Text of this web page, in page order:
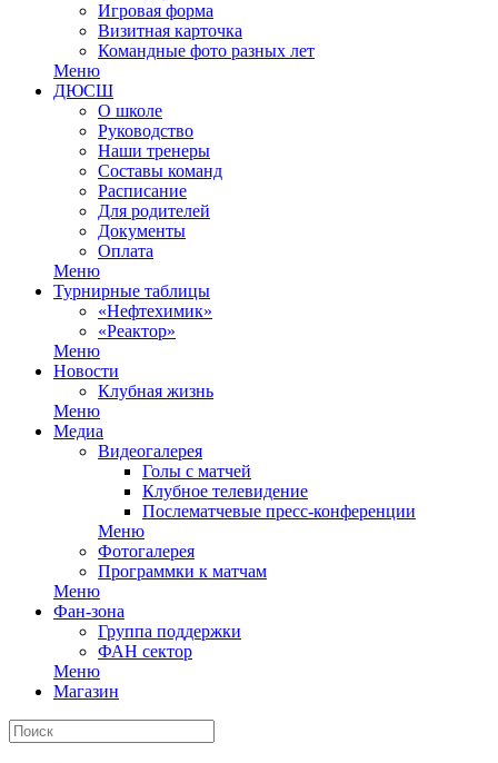
Игровая форма
Визитная карточка
Командные фото разных лет
Меню
ДЮСШ
О школе
Руководство
Наши тренеры
Составы команд
Расписание
Для родителей
Документы
Оплата
Меню
Турнирные таблицы
«Нефтехимик»
«Реактор»
Меню
Новости
Клубная жизнь
Меню
Медиа
Видеогалерея
Голы с матчей
Клубное телевидение
Послематчевые пресс-конференции
Меню
Фотогалерея
Программки к матчам
Меню
Фан-зона
Группа поддержки
ФАН сектор
Меню
Магазин